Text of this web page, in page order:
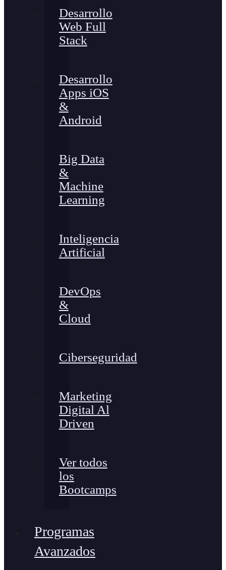
Desarrollo
Web Full
Stack
Desarrollo
Apps iOS
&
Android
Big Data
&
Machine
Learning
Inteligencia
Artificial
DevOps
&
Cloud
Ciberseguridad
Marketing
Digital Al
Driven
Ver todos
los
Bootcamps
Programas
Avanzados